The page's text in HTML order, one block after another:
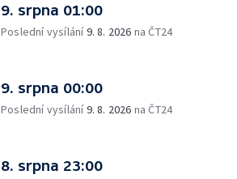
9. srpna 01:00
Poslední vysílání9. 8. 2026 na ČT24
9. srpna 00:00
Poslední vysílání9. 8. 2026 na ČT24
8. srpna 23:00